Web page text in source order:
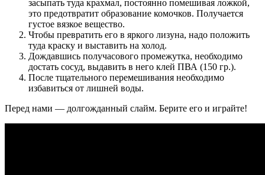
засыпать туда крахмал, постоянно помешивая ложкой,
это предотвратит образование комочков. Получается
густое вязкое вещество.
Чтобы превратить его в яркого лизуна, надо положить
туда краску и выставить на холод.
Дождавшись получасового промежутка, необходимо
достать сосуд, выдавить в него клей ПВА (150 гр.).
После тщательного перемешивания необходимо
избавиться от лишней воды.
Перед нами — долгожданный слайм. Берите его и играйте!